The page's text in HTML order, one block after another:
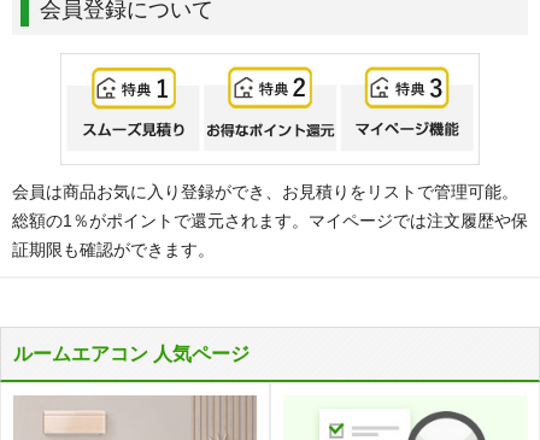
会員登録について
会員は商品お気に入り登録ができ、お見積りをリストで管理可能。
総額の1％がポイントで還元されます。マイページでは注文履歴や保
証期限も確認ができます。
ルームエアコン 人気ページ